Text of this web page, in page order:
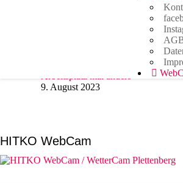
Zertifizierung zum Cert+ Partner
9. August 2023
HITKO WebCam